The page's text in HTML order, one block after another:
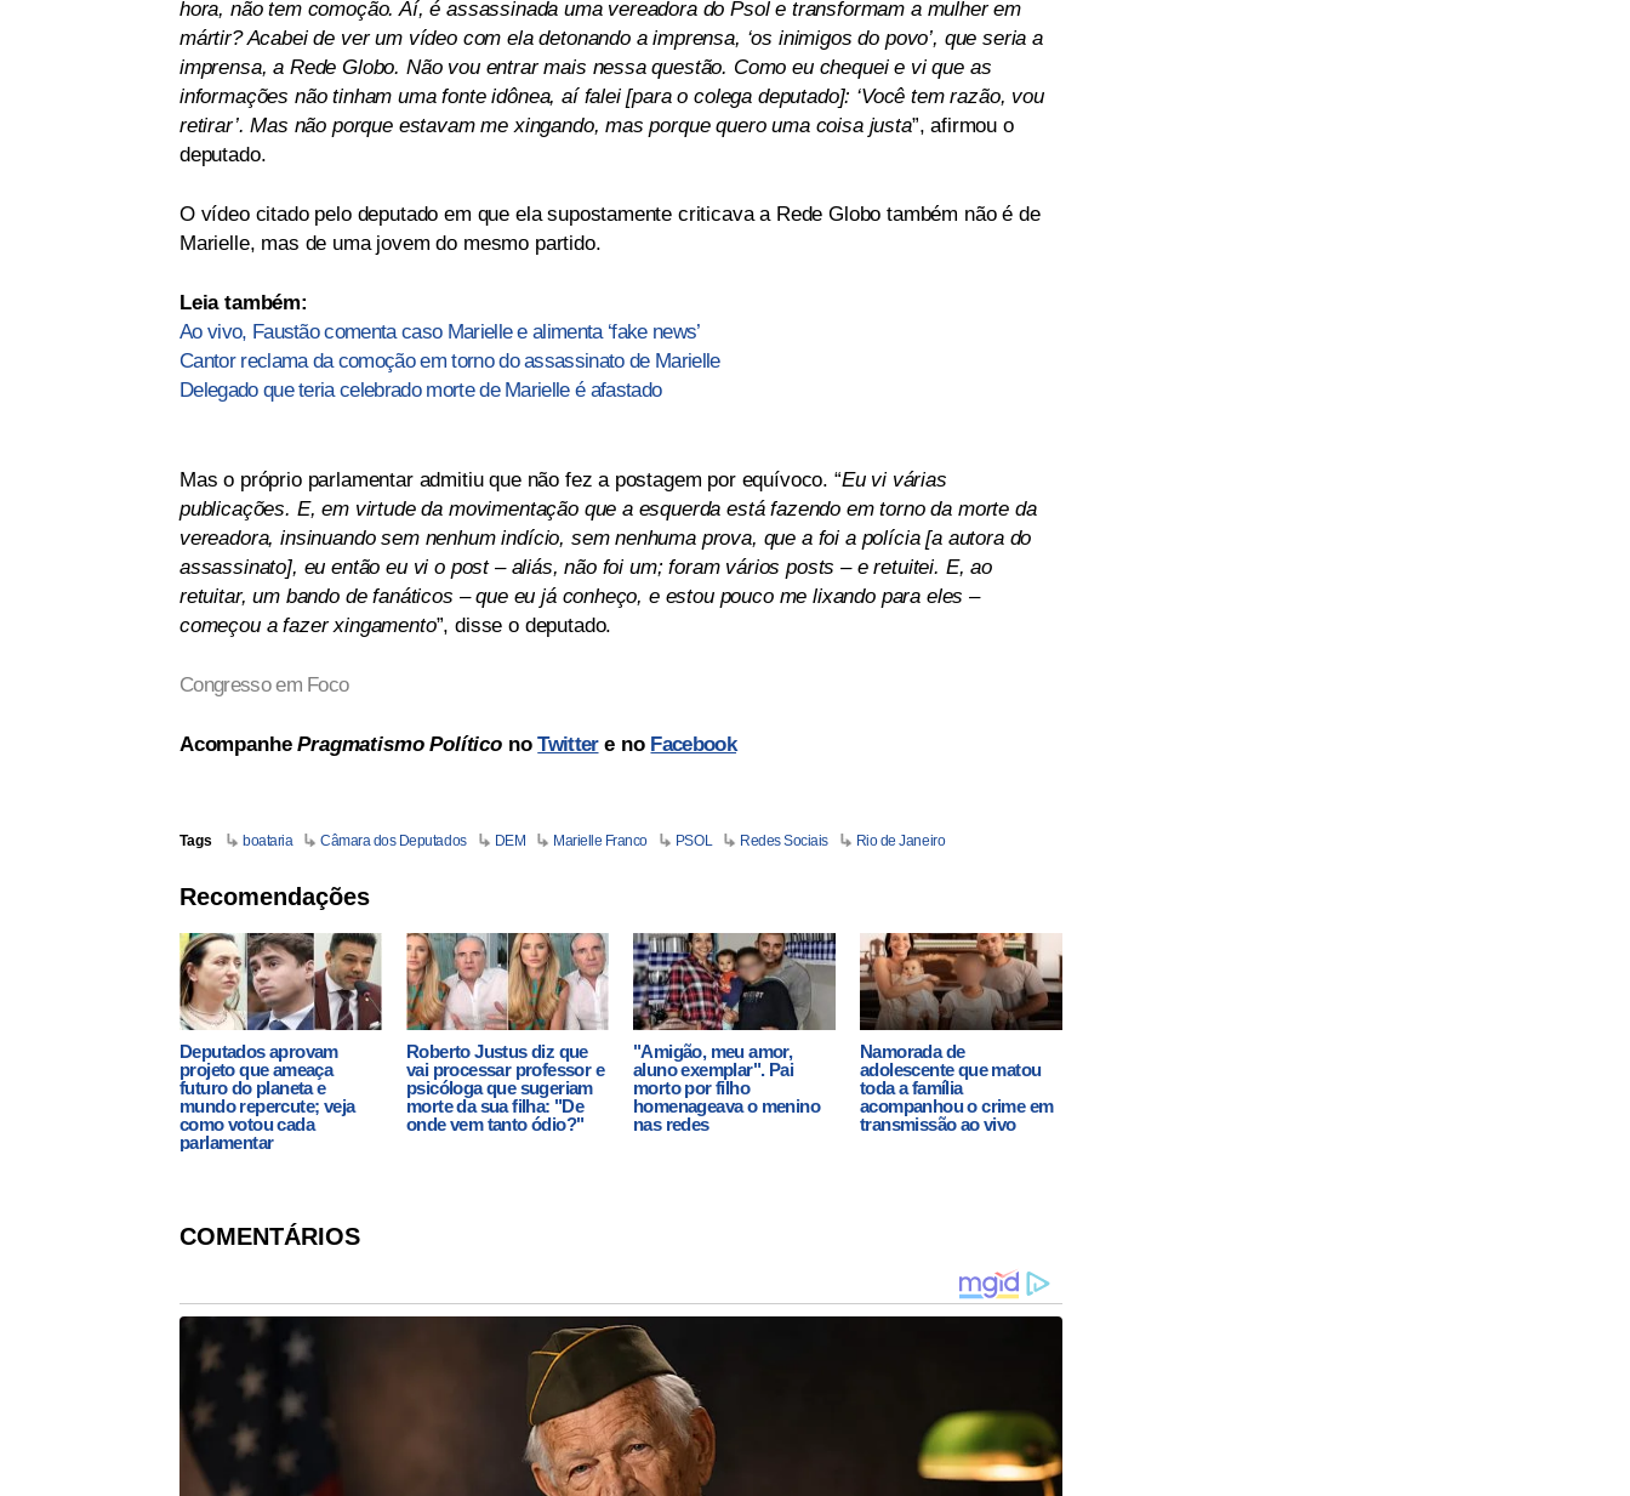
hora, não tem comoção. Aí, é assassinada uma vereadora do Psol e transformam a mulher em
mártir? Acabei de ver um vídeo com ela detonando a imprensa, ‘os inimigos do povo’, que seria a
imprensa, a Rede Globo. Não vou entrar mais nessa questão. Como eu chequei e vi que as
informações não tinham uma fonte idônea, aí falei [para o colega deputado]: ‘Você tem razão, vou
retirar’. Mas não porque estavam me xingando, mas porque quero uma coisa justa”, afirmou o
deputado.
O vídeo citado pelo deputado em que ela supostamente criticava a Rede Globo também não é de
Marielle, mas de uma jovem do mesmo partido.
Leia também:
Ao vivo, Faustão comenta caso Marielle e alimenta ‘fake news’
Cantor reclama da comoção em torno do assassinato de Marielle
Delegado que teria celebrado morte de Marielle é afastado
Mas o próprio parlamentar admitiu que não fez a postagem por equívoco. “Eu vi várias
publicações. E, em virtude da movimentação que a esquerda está fazendo em torno da morte da
vereadora, insinuando sem nenhum indício, sem nenhuma prova, que a foi a polícia [a autora do
assassinato], eu então eu vi o post – aliás, não foi um; foram vários posts – e retuitei. E, ao
retuitar, um bando de fanáticos – que eu já conheço, e estou pouco me lixando para eles –
começou a fazer xingamento”, disse o deputado.
Congresso em Foco
AcompanhePragmatismo PolíticonoTwittere no Facebook
Tags boataria Câmara dos Deputados DEM Marielle Franco PSOL Redes Sociais Rio de Janeiro
Recomendações
Deputados aprovam
projeto que ameaça
futuro do planeta e
mundo repercute; veja
como votou cada
parlamentar
Roberto Justus diz que
vai processar professor e
psicóloga que sugeriam
morte da sua filha: "De
onde vem tanto ódio?"
"Amigão, meu amor,
aluno exemplar". Pai
morto por filho
homenageava o menino
nas redes
Namorada de
adolescente que matou
toda a família
acompanhou o crime em
transmissão ao vivo
COMENTÁRIOS